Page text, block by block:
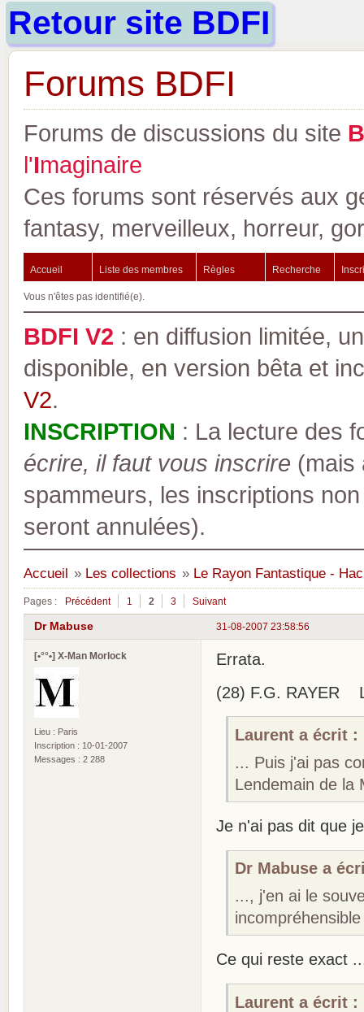
Retour site BDFI
Forums BDFI
Forums de discussions du site B
l'Imaginaire
Ces forums sont réservés aux
fantasy, merveilleux, horreur,
Accueil Liste des membres Règles Recherche
Vous n'êtes pas identifié(e).
BDFI V2 : en diffusion limitée,
disponible, en version bêta et
V2.
INSCRIPTION : La lecture des
écrire, il faut vous inscrire (mais
spammeurs, les inscriptions
seront annulées).
Accueil » Les collections » Le Rayon Fantastique -
Pages : Précédent 1 2 3 Suivant
31-08-2007 23:58:56
Dr Mabuse
[•°°•] X-Man Morlock
Lieu : Paris
Inscription : 10-01-2007
Messages : 2 288
Errata.
(28) F.G. RAYER
Laurent a écrit :
... Puis j'ai pas
Lendemain de la
Je n'ai pas dit que
Dr Mabuse a
..., j'en ai le
Ce qui reste exact
Laurent a écrit :